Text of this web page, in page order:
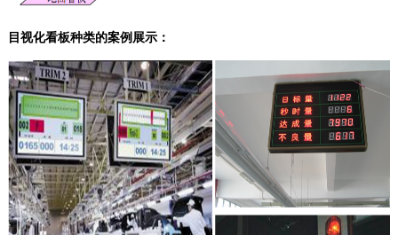
目视化看板种类的案例展示：